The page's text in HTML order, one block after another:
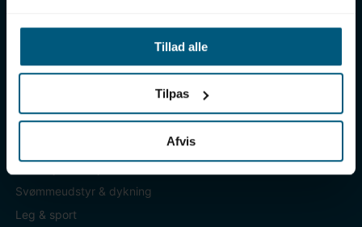
Tillad alle
Tilpas
Afvis
info@lml-sport.dk
Svømmeudstyr & dykning
Leg & sport